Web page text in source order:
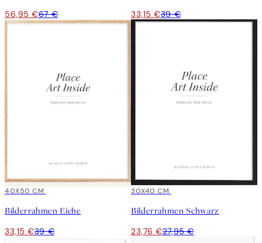
56,95 €67 € 33,15 €39 €
15%*
40X50 CM
Bilderrahmen Eiche
33,15 €39 €
15%*
30X40 CM
Bilderrahmen Schwarz
23,76 €27,95 €